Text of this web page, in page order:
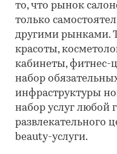
то, что рынок
только
другими рынками.
красоты,
кабинеты, фитнес-
набор
инфраструктуры
набор услуг любой
развлекательного
beauty-услуги.